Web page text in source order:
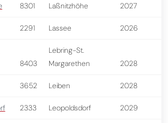
8301 Laßnitzhöhe 2027
2291 Lassee 2026
8403
Lebring-St.
Margarethen
2028
3652 Leiben 2028
2333 Leopoldsdorf 2029